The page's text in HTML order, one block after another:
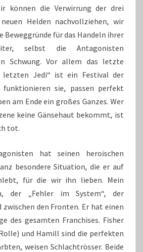
können die Verwirrung der drei
Helden nachvollziehen, wir
Beweggründe für das Handeln ihrer
selbst die Antagonisten
Schwung. Vor allem das letzte
Jedi“ ist ein Festival der
sie, passen perfekt
am Ende ein großes Ganzes. Wer
keine Gänsehaut bekommt, ist
tot.
hat seinen heroischen
besondere Situation, die er auf
für die wir ihn lieben. Mein
der „Fehler im System“, der
den Fronten. Er hat einen
des gesamten Franchises. Fisher
und Hamill sind die perfekten
weisen Schlachtrösser. Beide